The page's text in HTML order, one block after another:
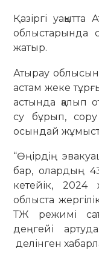
Қазіргі уақытта
облыстарында
жатыр.
Атырау
астам жеке
астында қалып
су бұрып,
осындай
“Өңірдің
бар, олардың
кетейік, 2024
облыста
ТЖ режимі
деңгейі
делінген